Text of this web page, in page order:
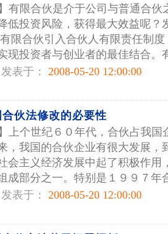
】有限合伙是介于公司与普通合
低投资风险，获得最大效益呢？
限合伙引入合伙人有限责任制
现投资者与创业者的最佳结合。
发表于： 2008-05-20 12:00:00
伙法修改的必要性
上个世纪６０年代，合伙占我国
，我国的合伙企业有很大发展，
会主义经济发展中起了积极作用
成部分之一。特别是１９９７年
发表于： 2008-05-20 12:00:00